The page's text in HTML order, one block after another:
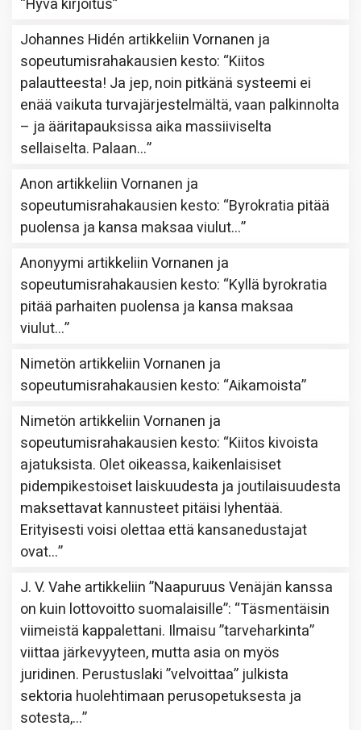
“Hyvä kirjoitus”
Johannes Hidén artikkeliinVornanen ja
sopeutumisrahakausien kesto: “Kiitos
palautteesta! Ja jep, noin pitkänä systeemi ei
enää vaikuta turvajärjestelmältä, vaan palkinnolta
– ja ääritapauksissa aika massiiviselta
sellaiselta. Palaan…”
Anon artikkeliinVornanen ja
sopeutumisrahakausien kesto: “Byrokratia pitää
puolensa ja kansa maksaa viulut…”
Anonyymi artikkeliinVornanen ja
sopeutumisrahakausien kesto: “Kyllä byrokratia
pitää parhaiten puolensa ja kansa maksaa
viulut…”
Nimetön artikkeliinVornanen ja
sopeutumisrahakausien kesto: “Aikamoista”
Nimetön artikkeliinVornanen ja
sopeutumisrahakausien kesto: “Kiitos kivoista
ajatuksista. Olet oikeassa, kaikenlaisiset
pidempikestoiset laiskuudesta ja joutilaisuudesta
maksettavat kannusteet pitäisi lyhentää.
Erityisesti voisi olettaa että kansanedustajat
ovat…”
J. V. Vahe artikkeliin”Naapuruus Venäjän kanssa
on kuin lottovoitto suomalaisille”: “Täsmentäisin
viimeistä kappalettani. Ilmaisu ”tarveharkinta”
viittaa järkevyyteen, mutta asia on myös
juridinen. Perustuslaki ”velvoittaa” julkista
sektoria huolehtimaan perusopetuksesta ja
sotesta,…”